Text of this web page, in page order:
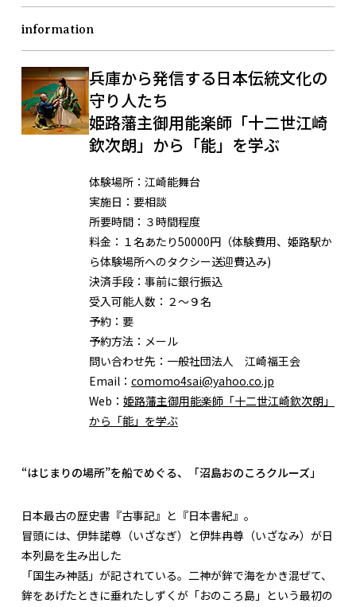
information
兵庫から発信する日本伝統文化の
守り人たち
姫路藩主御用能楽師「十二世江崎
欽次朗」から「能」を学ぶ
体験場所： 江崎能舞台
実施日： 要相談
所要時間： ３時間程度
料金： １名あたり50000円（体験費用、姫路駅か
ら体験場所へのタクシー送迎費込み)
決済手段： 事前に銀行振込
受入可能人数： ２～９名
予約： 要
予約方法： メール
問い合わせ先： 一般社団法人 江崎福王会
Email： comomo4sai@yahoo.co.jp
Web： 姫路藩主御用能楽師「十二世江崎欽次朗」
から「能」を学ぶ
“はじまりの場所”を船でめぐる、「沼島おのころクルーズ」
日本最古の歴史書『古事記』と『日本書紀』。
冒頭には、伊弉諾尊（いざなぎ）と伊弉冉尊（いざなみ）が日
本列島を生み出した
「国生み神話」が記されている。二神が鉾で海をかき混ぜて、
鉾をあげたときに垂れたしずくが「おのころ島」という最初の